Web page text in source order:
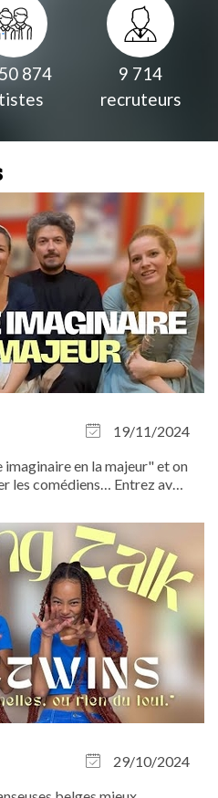
874
9 714
recruteurs
19/11/2024
en la majeur" et on
les comédiens… Entrez avec
revisité en comédie
29/10/2024